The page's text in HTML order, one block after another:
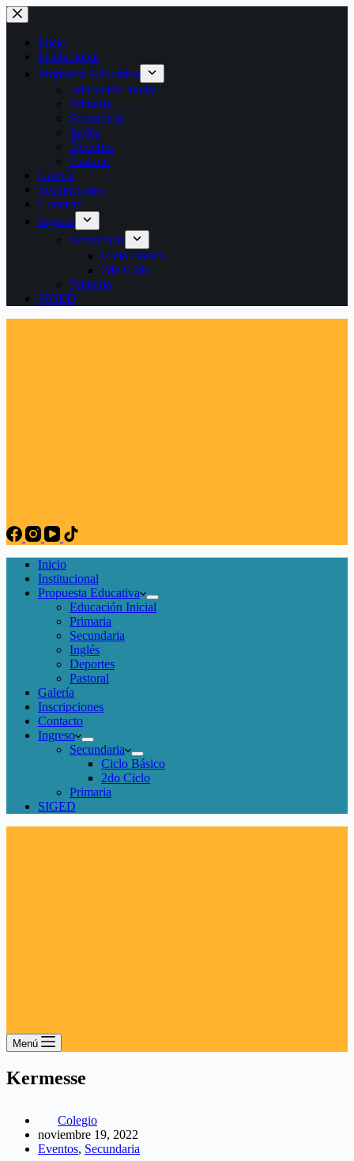
Saltar
al
contenido
Inicio
Institucional
Propuesta Educativa
Educación Inicial
Primaria
Secundaria
Inglés
Deportes
Pastoral
Galería
Inscripciones
Contacto
Ingreso
Secundaria
Ciclo Básico
2do Ciclo
Primaria
SIGED
Inicio
Institucional
Propuesta Educativa
Educación Inicial
Primaria
Secundaria
Inglés
Deportes
Pastoral
Galería
Inscripciones
Contacto
Ingreso
Secundaria
Ciclo Básico
2do Ciclo
Primaria
SIGED
Menú
Kermesse
Colegio
noviembre 19, 2022
Eventos, Secundaria